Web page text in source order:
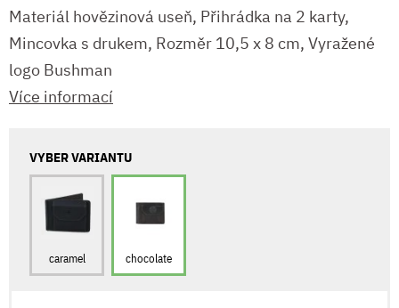
Materiál hovězinová useň, Přihrádka na 2 karty,
Mincovka s drukem, Rozměr 10,5 x 8 cm, Vyražené
logo Bushman
Více informací
VYBER VARIANTU
caramel chocolate